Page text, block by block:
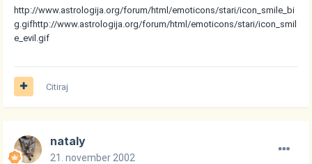
http://www.astrologija.org/forum/html/emoticons/stari/icon_smile_bi
g.gifhttp://www.astrologija.org/forum/html/emoticons/stari/icon_smil
e_evil.gif
Citiraj
nataly
21. november 2002